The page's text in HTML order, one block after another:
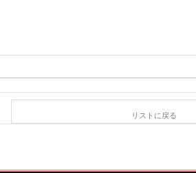
リストに戻る